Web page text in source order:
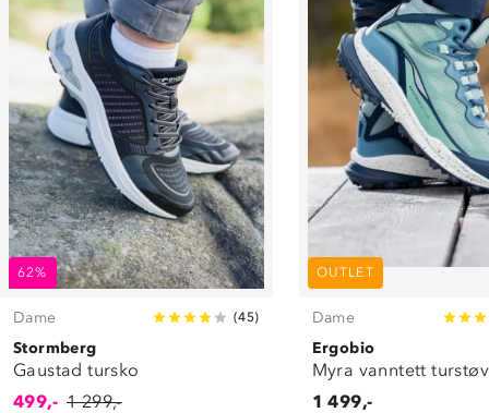
62%
Dame (45)
Stormberg
Gaustad tursko
499,- 1 299,-
OUTLET
Dame
Ergobio
Myra vanntett
1 499,-